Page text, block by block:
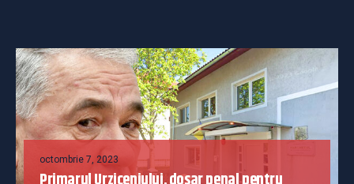
octombrie 7, 2023